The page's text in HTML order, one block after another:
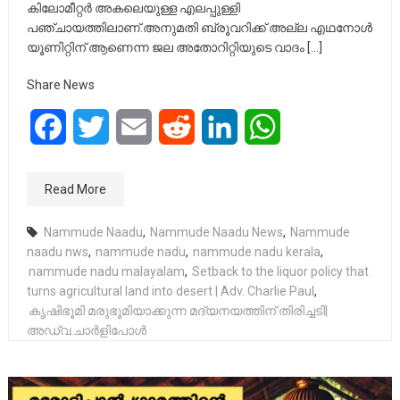
കിലോമീറ്റർ അകലെയുള്ള എലപ്പുള്ളി
പഞ്ചായത്തിലാണ്.അനുമതി ബ്രൂവറിക്ക് അല്ല എഥനോൾ
യൂണിറ്റിന് ആണെന്ന ജല അതോറിറ്റിയുടെ വാദം […]
Share News
FacebookTwitter Email Reddit LinkedIn
Read More
Nammude Naadu, Nammude Naadu News, Nammude
naadu nws, nammude nadu, nammude nadu kerala,
nammude nadu malayalam, Setback to the liquor policy that
turns agricultural land into desert | Adv. Charlie Paul,
കൃഷിഭൂമി മരുഭൂമിയാക്കുന്ന മദ്യനയത്തിന് തിരിച്ചടി|
അഡ്വ.ചാര്‍ളിപോള്‍